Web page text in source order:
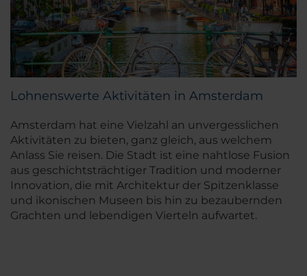
Lohnenswerte Aktivitäten in Amsterdam
Amsterdam hat eine Vielzahl an unvergesslichen
Aktivitäten zu bieten, ganz gleich, aus welchem
Anlass Sie reisen. Die Stadt ist eine nahtlose Fusion
aus geschichtsträchtiger Tradition und moderner
Innovation, die mit Architektur der Spitzenklasse
und ikonischen Museen bis hin zu bezaubernden
Grachten und lebendigen Vierteln aufwartet.